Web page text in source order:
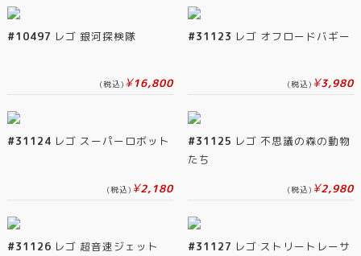
#10497 レゴ 銀河探検隊
(税込) ¥16,800
#31123 レゴ オフロードバギー
(税込) ¥3,980
#31124 レゴ スーパーロボット
(税込) ¥2,180
#31125 レゴ 不思議の森の動物
たち
(税込) ¥2,980
#31126 レゴ 超音速ジェット #31127 レゴ ストリートレーサ